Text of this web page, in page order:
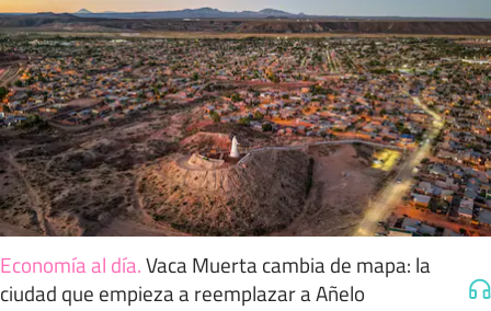
Economía al día.Vaca Muerta cambia de mapa: la
ciudad que empieza a reemplazar a Añelo